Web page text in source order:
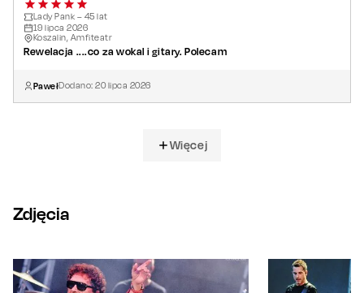
Lady Pank – 45 lat
19 lipca 2026
Koszalin, Amfiteatr
Rewelacja ....co za wokal i gitary. Polecam
PawełDodano:20 lipca 2026
Więcej
Zdjęcia